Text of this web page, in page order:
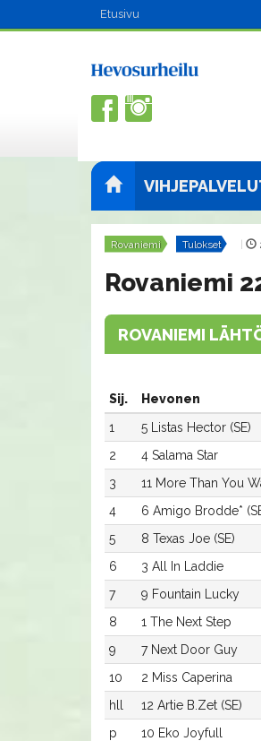
Etusivu
Rovaniemi Tulokset
Rovaniemi
ROVANIEMI
Sij. Hevonen
1
5 Listas Hector (SE)
2
4 Salama Star
3
11 More Than You
4
6 Amigo Brodde*
5
8 Texas Joe (SE)
6
3 All In Laddie
7
9 Fountain Lucky
8
1 The Next Step
9
7 Next Door Guy
10
2 Miss Caperina
hll
12 Artie B.Zet (SE)
p
10 Eko Joyfull